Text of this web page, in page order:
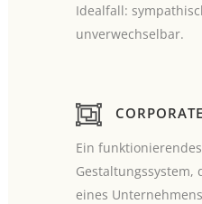
Idealfall:
unverwechselbar.
Ein
Gestaltungssystem,
eines